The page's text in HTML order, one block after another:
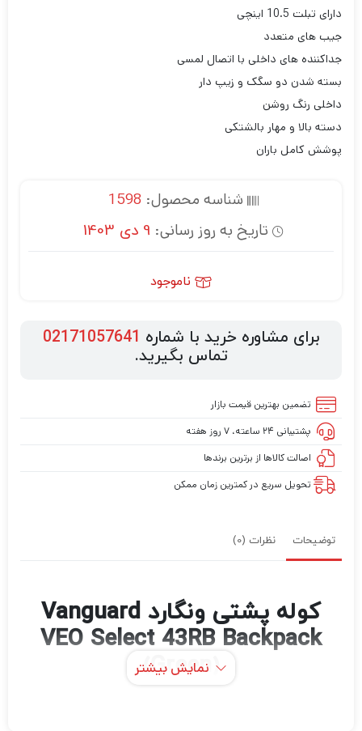
دارای تبلت 10.5 اینچی
جیب های متعدد
جداکننده های داخلی با اتصال لمسی
بسته شدن دو سگک و زیپ دار
داخلی رنگ روشن
دسته بالا و مهار بالشتکی
پوشش کامل باران
شناسه محصول: 1598
تاریخ به روز رسانی: 9 دی 1403
ناموجود
برای مشاوره خرید با شماره 02171057641
تماس بگیرید.
تضمین بهترین قیمت بازار
پشتیبانی ۲۴ ساعته، ۷ روز هفته
اصالت کالاها از برترین برندها
تحویل سریع در کمترین زمان ممکن
توضیحات نظرات (0)
کوله پشتی ونگارد Vanguard
VEO Select 43RB Backpack
(Green)
نمایش بیشتر